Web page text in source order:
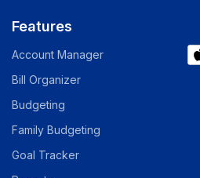
Features
Account Manager
Bill Organizer
Budgeting
Family Budgeting
Goal Tracker